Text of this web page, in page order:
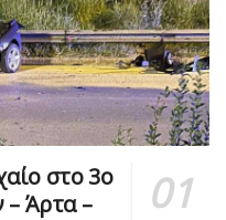
στο 3ο
– Άρτα –